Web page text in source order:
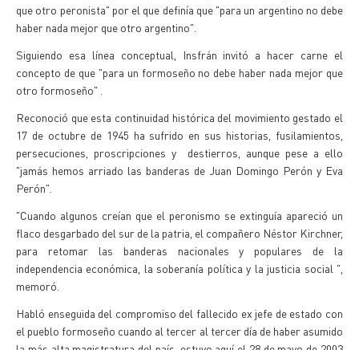
que otro peronista" por el que definía que "para un argentino no debe
haber nada mejor que otro argentino".
Siguiendo esa línea conceptual, Insfrán invitó a hacer carne el
concepto de que "para un formoseño no debe haber nada mejor que
otro formoseño" .
Reconoció que esta continuidad histórica del movimiento gestado el
17 de octubre de 1945 ha sufrido en sus historias, fusilamientos,
persecuciones, proscripciones y destierros, aunque pese a ello
"jamás hemos arriado las banderas de Juan Domingo Perón y Eva
Perón".
"Cuando algunos creían que el peronismo se extinguía apareció un
flaco desgarbado del sur de la patria, el compañero Néstor Kirchner,
para retomar las banderas nacionales y populares de la
independencia económica, la soberanía política y la justicia social ",
memoró.
Habló enseguida del compromiso del fallecido ex jefe de estado con
el pueblo formoseño cuando al tercer al tercer día de haber asumido